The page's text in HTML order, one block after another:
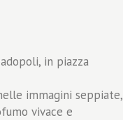
in piazza
immagini seppiate,
vivace e